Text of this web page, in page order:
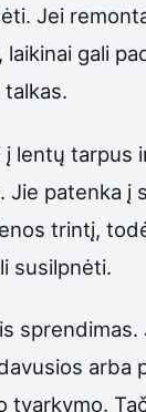
Jei
laikinai gali
talkas.
į lentų tarpus
Jie patenka į
trintį,
susilpnėti.
arba
tvarkymo.